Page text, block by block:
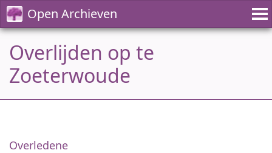
Open Archieven
Overlijden op te
Zoeterwoude
Overledene